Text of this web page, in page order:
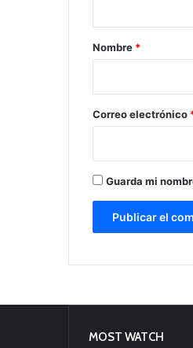
r
*
Nombre *
Correo electrónico
Guarda mi
MOST WATCH